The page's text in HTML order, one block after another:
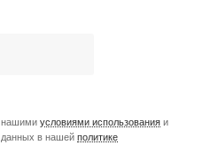
нашими условиями использования и
данных в нашей политике